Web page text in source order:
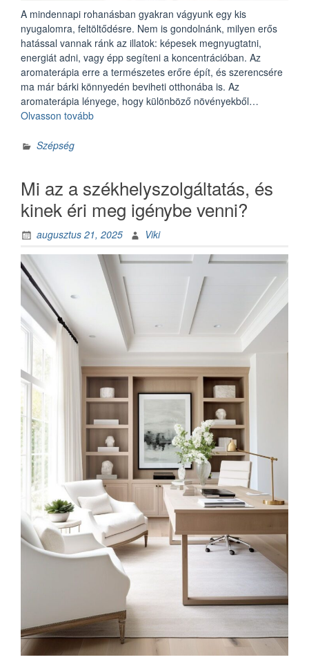
A mindennapi rohanásban gyakran vágyunk egy kis
nyugalomra, feltöltődésre. Nem is gondolnánk, milyen erős
hatással vannak ránk az illatok: képesek megnyugtatni,
energiát adni, vagy épp segíteni a koncentrációban. Az
aromaterápia erre a természetes erőre épít, és szerencsére
ma már bárki könnyedén beviheti otthonába is. Az
aromaterápia lényege, hogy különböző növényekből…
Olvasson tovább„Aromaterápia
a
napodat”
Szépség
Mi az a székhelyszolgáltatás, és
kinek éri meg igénybe venni?
augusztus 21, 2025 Viki